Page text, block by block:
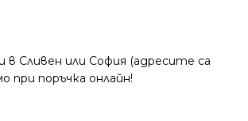
Сливен или София (адресите са
при поръчка онлайн!